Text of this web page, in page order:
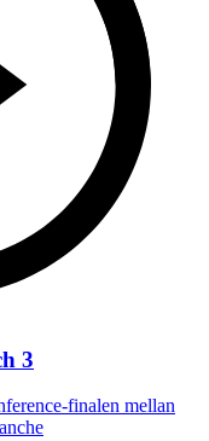
3
finalen mellan